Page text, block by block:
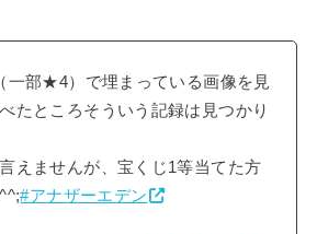
部★4）で埋まっている画像を見
たところそういう記録は見つかり
えませんが、宝くじ1等当てた方
#アナザーエデン